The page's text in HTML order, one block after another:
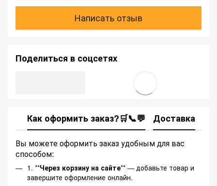
Написать отзыв
Поделиться в соцсетях
Как оформить заказ?🛒📞💬 Доставка
Вы можете оформить заказ удобным для вас
способом:
1. **Через корзину на сайте** — добавьте товар и
завершите оформление онлайн.